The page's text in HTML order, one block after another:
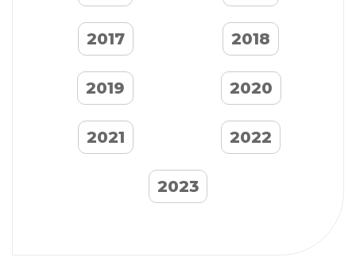
2017 2018
2019 2020
2021 2022
2023